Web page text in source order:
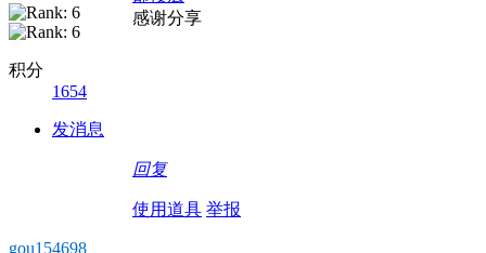
积分
1654
发消息
感谢分享
回复
使用道具 举报
gou154698